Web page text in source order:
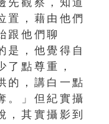
先觀察，知道
置，藉由他們
跟他們聊
是，他覺得自
了點尊重，
的，講白一點
。」但紀實攝
，其實攝影到